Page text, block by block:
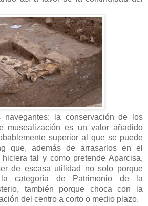
navegantes: la conservación de los
musealización es un valor añadido
superior al que se puede
que, además de arrasarlos en el
tal y como pretende Aparcisa,
de escasa utilidad no solo porque
la categoría de Patrimonio de la
también porque choca con la
del centro a corto o medio plazo.